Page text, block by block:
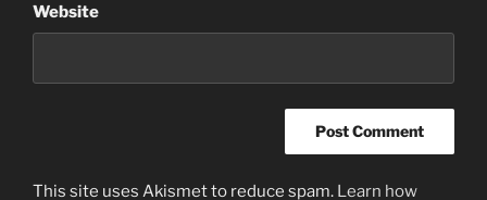
Website
This site uses Akismet to reduce spam. Learn how